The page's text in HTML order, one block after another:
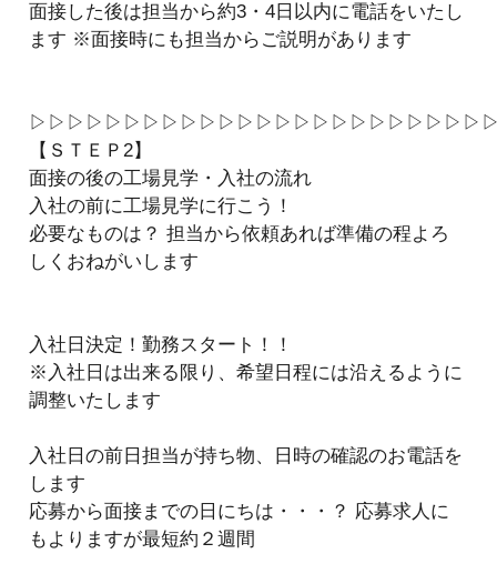
面接した後は担当から約3・4日以内に電話をいたし
ます ※面接時にも担当からご説明があります
【ＳＴＥＰ2】
面接の後の工場見学・入社の流れ
入社の前に工場見学に行こう！
必要なものは？ 担当から依頼あれば準備の程よろ
しくおねがいします
入社日決定！勤務スタート！！
※入社日は出来る限り、希望日程には沿えるように
調整いたします
入社日の前日担当が持ち物、日時の確認のお電話を
します
応募から面接までの日にちは・・・？ 応募求人に
もよりますが最短約２週間